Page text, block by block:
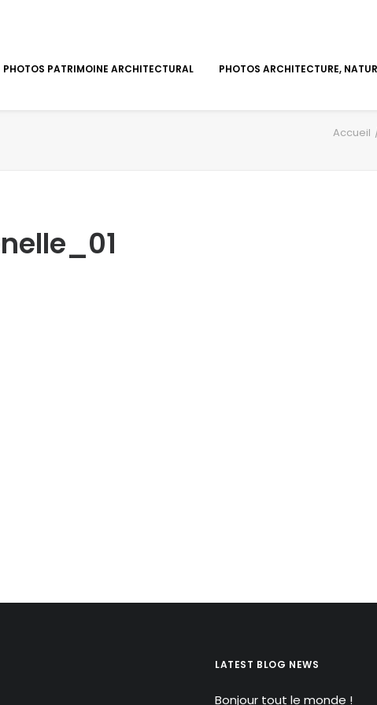
PHOTOS PATRIMOINE ARCHITECTURAL PHOTOS ARCHITECTURE,
Accueil
LATEST BLOG NEWS
Bonjour tout le monde !